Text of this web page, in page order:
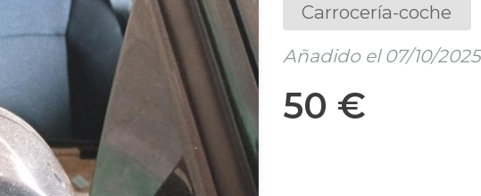
Carrocería-coche
Añadido el 07/10/2025
50 €